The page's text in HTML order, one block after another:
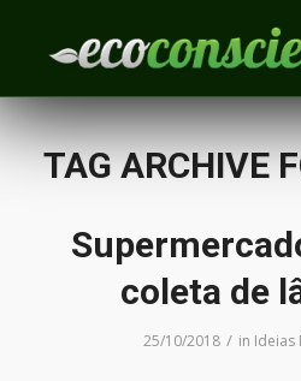
TAG ARCHIVE
coleta de
25/10/2018 / in Ideias